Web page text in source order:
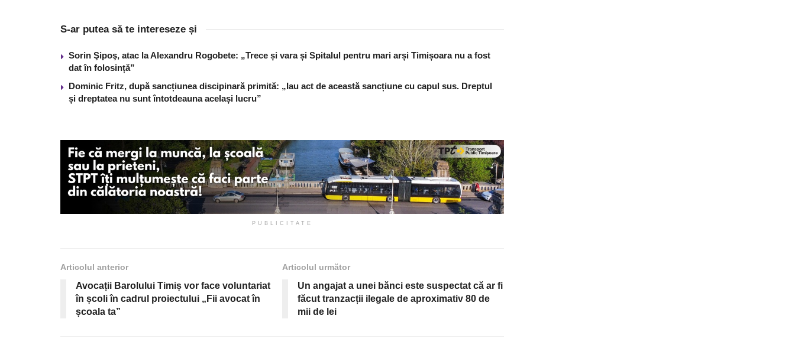
S-ar putea să te intereseze și
Sorin Şipoş, atac la Alexandru Rogobete: „Trece și vara și Spitalul pentru mari arși Timișoara nu a fost
dat în folosință”
Dominic Fritz, după sancțiunea discipinară primită: „Iau act de această sancțiune cu capul sus. Dreptul
și dreptatea nu sunt întotdeauna același lucru”
PUBLICITATE
Articolul anterior
Avocații Barolului Timiș vor face voluntariat
în școli în cadrul proiectului „Fii avocat în
școala ta”
Articolul următor
Un angajat a unei bănci este suspectat că ar fi
făcut tranzacții ilegale de aproximativ 80 de
mii de lei